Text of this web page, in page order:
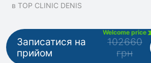
в TOP CLINIC DENIS
Записатися на
прийом
Welcome price
102660
грн